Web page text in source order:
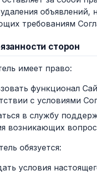
объявлений,
требованиям
сторон
имеет право:
функционал
с условиями
в службу
возникающих
обязуется:
условия